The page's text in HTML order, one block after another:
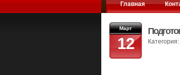
Главная
Март
12 Категория: